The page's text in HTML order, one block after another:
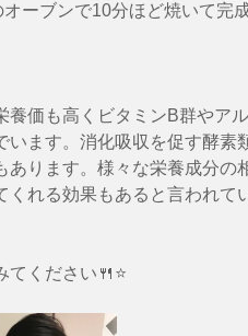
ーブンで10分ほど焼いて完
価も高くビタミンB群やア
います。消化吸収を促す酵
あります。様々な栄養成分の
くれる効果もあると言われて
てください🍴⭐️